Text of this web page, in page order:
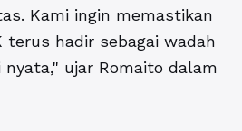
Kami ingin memastikan
terus hadir sebagai wadah
ujar Romaito dalam